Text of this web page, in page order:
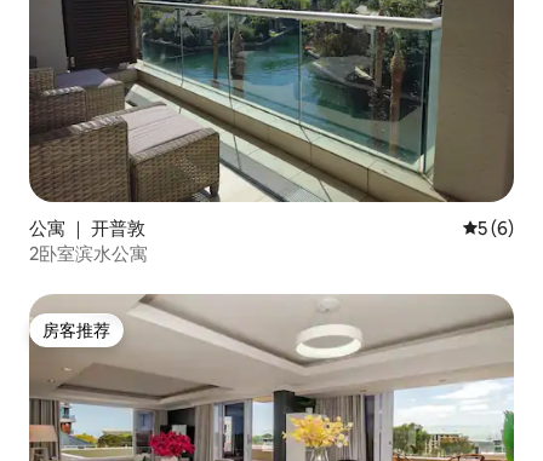
公寓 ｜ 开普敦 平均评分
5 (6)
2卧室滨水公寓
房客推荐
房客推荐